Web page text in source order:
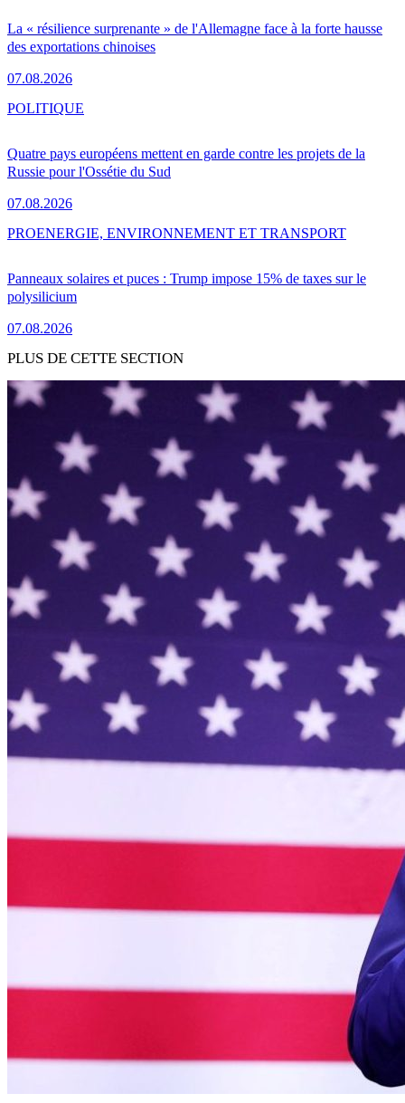
La « résilience surprenante » de l'Allemagne face à la forte hausse
des exportations chinoises
07.08.2026
Quatre pays européens mettent en garde contre les projets de la
Russie pour l'Ossétie du Sud
07.08.2026
POLITIQUE
Panneaux solaires et puces : Trump impose 15% de taxes sur le
polysilicium
07.08.2026
PROENERGIE, ENVIRONNEMENT ET TRANSPORT
PLUS DE CETTE SECTION